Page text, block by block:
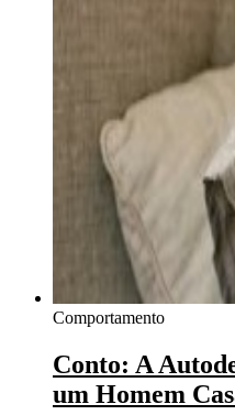
Comportamento
Conto: A
um Homem